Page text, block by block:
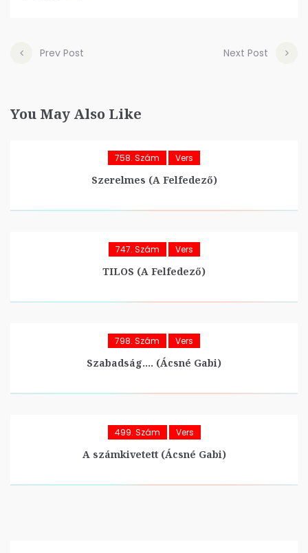
Prev Post Next Post
You May Also Like
758. Szám Vers
Szerelmes (A Felfedező)
747. Szám Vers
TILOS (A Felfedező)
798. Szám Vers
Szabadság…. (Ácsné Gabi)
499. Szám Vers
A számkivetett (Ácsné Gabi)